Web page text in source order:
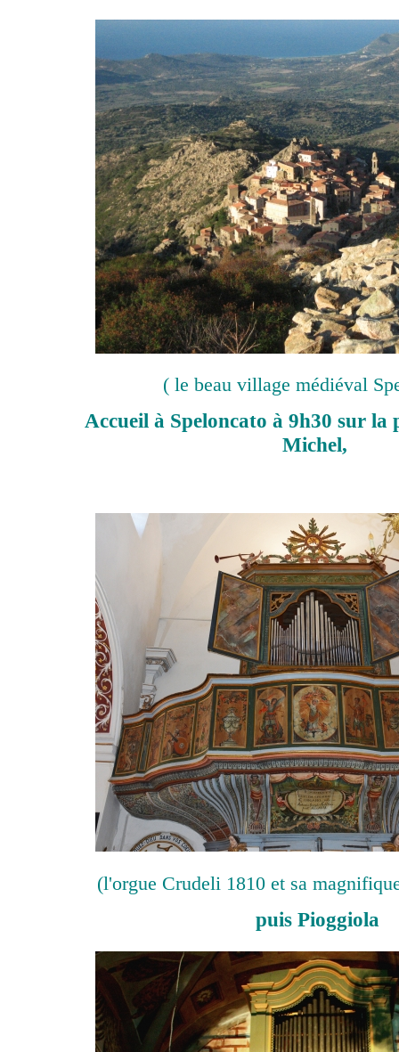
( le beau village médiéval
Accueil à Speloncato à 9h30 sur la
Michel,
(l'orgue Crudeli 1810 et sa
puis Pioggiola